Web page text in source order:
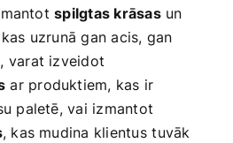
spilgtas krāsasun⁣
uzrunā gan acis, gan⁢
varat izveidot
ar produktiem, kas ir
paletē, vai izmantot‌
, kas mudina klientus⁢ tuvāk